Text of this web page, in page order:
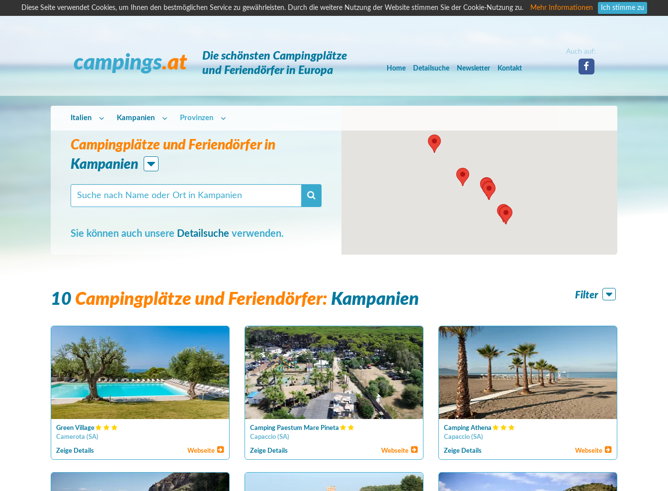
Diese Seite verwendet Cookies, um Ihnen den bestmöglichen Service zu gewährleisten. Durch die weitere Nutzung der Website stimmen Sie der Cookie-Nutzung zu. Mehr Informationen Ich stimme zu
campings.at
Die schönsten Campingplätze
und Feriendörfer in Europa
Home Detailsuche Newsletter Kontakt
Auch auf:
Campingplätze und Feriendörfer in
Kampanien
Sie können auch unsere Detailsuche verwenden.
Italien Kampanien Provinzen
10 Campingplätze und Feriendörfer: Kampanien Filter
Green Village
Camerota (SA)
Zeige Details Webseite
Camping Paestum Mare Pineta
Capaccio (SA)
Zeige Details Webseite
Camping Athena
Capaccio (SA)
Zeige Details Webseite